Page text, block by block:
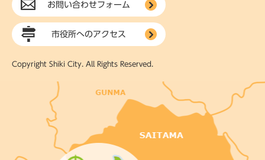
お問い合わせフォーム
市役所へのアクセス
Copyright Shiki City. All Rights Reserved.